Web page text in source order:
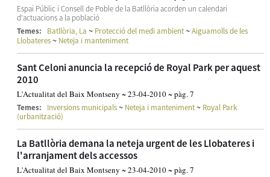
Espai Públic i Consell de Poble de la Batllòria acorden un calendari
d'actuacions a la població
Temes:
Batllòria, La ~ Protecció del medi ambient~Aiguamolls de les
Llobateres~ Neteja i manteniment
Sant Celoni anuncia la recepció de Royal Park per aquest
2010
L'Actualitat del Baix Montseny ~ 23-04-2010 ~ pàg. 7
Temes: Inversions municipals~ Neteja i manteniment~ Royal Park
(urbanització)
La Batllòria demana la neteja urgent de les Llobateres i
l'arranjament dels accessos
L'Actualitat del Baix Montseny ~ 23-04-2010 ~ pàg. 7